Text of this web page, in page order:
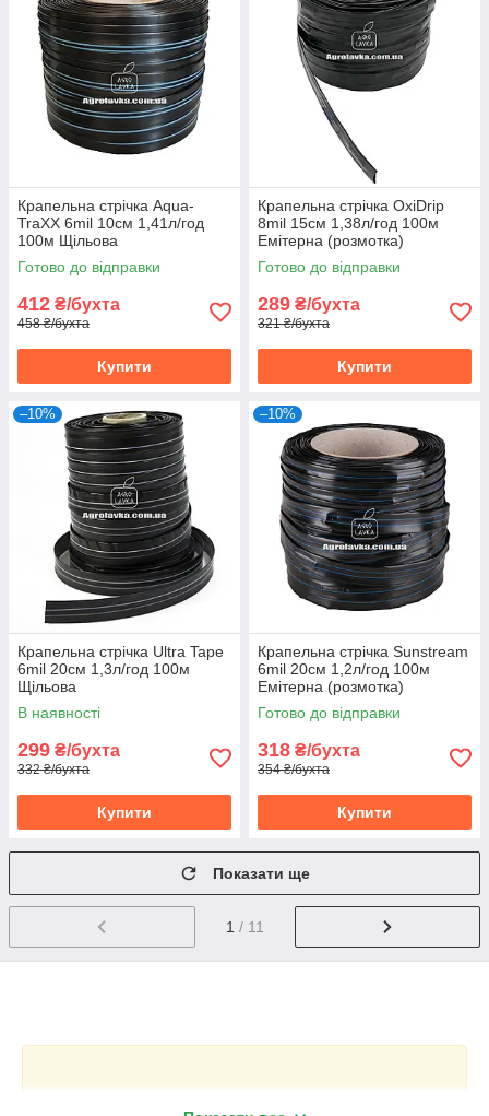
Крапельна стрічка Aqua-
TraXX 6mil 10см 1,41л/год
100м Щільова
Готово до відправки
412 ₴/бухта
458 ₴/бухта
Купити
Крапельна стрічка OxiDrip
8mil 15см 1,38л/год 100м
Емітерна (розмотка)
Готово до відправки
289 ₴/бухта
321 ₴/бухта
Купити
–10%
Крапельна стрічка Ultra Tape
6mil 20см 1,3л/год 100м
Щільова
В наявності
299 ₴/бухта
332 ₴/бухта
Купити
–10%
Крапельна стрічка Sunstream
6mil 20см 1,2л/год 100м
Емітерна (розмотка)
Готово до відправки
318 ₴/бухта
354 ₴/бухта
Купити
Показати ще
1 / 11